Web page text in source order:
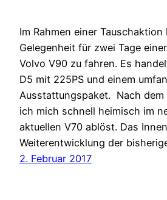
Im Rahmen einer
Gelegenheit für zwei Tage
Volvo V90 zu fahren. Es
D5 mit 225PS und einem
Ausstattungspaket. Nach dem
ich mich schnell heimisch im
aktuellen V70 ablöst. Das
Weiterentwicklung der
2. Februar 2017